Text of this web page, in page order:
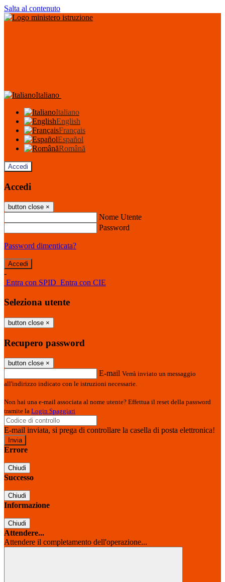
Salta al contenuto
Italiano
Italiano
English
Français
Español
Română
Accedi
Accedi
button close ×
Nome Utente
Password
Password dimenticata?
-
Entra con SPID Entra con CIE
Seleziona utente
button close ×
Recupero password
button close ×
E-mail Verrà inviato un messaggio
all'indirizzo indicato con le istruzioni necessarie.
Non hai una e-mail associata al nome utente? Effettua il reset della password
tramite la Login Spaggiari
E-mail inviata, si prega di controllare la casella di posta elettronica!
Errore
Chiudi
Successo
Chiudi
Informazione
Chiudi
Attendere...
Attendere il completamento dell'operazione...